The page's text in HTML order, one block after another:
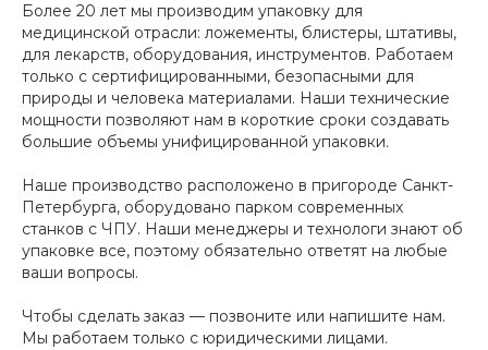
Более 20 лет мы производим упаковку для
медицинской отрасли: ложементы, блистеры, штативы,
для лекарств, оборудования, инструментов. Работаем
только с сертифицированными, безопасными для
природы и человека материалами. Наши технические
мощности позволяют нам в короткие сроки создавать
большие объемы унифицированной упаковки.
Наше производство расположено в пригороде Санкт-
Петербурга, оборудовано парком современных
станков с ЧПУ. Наши менеджеры и технологи знают об
упаковке все, поэтому обязательно ответят на любые
ваши вопросы.
Чтобы сделать заказ — позвоните или напишите нам.
Мы работаем только с юридическими лицами.